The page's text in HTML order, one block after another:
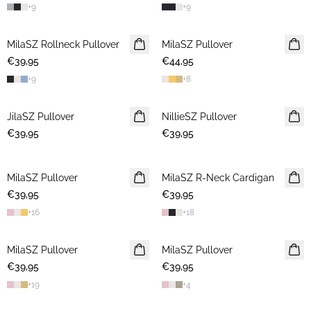
+9 +9
2 FOR €65
MilaSZ Rollneck Pullover
€39,95
+9
2 FOR €65
MilaSZ Pullover
€44,95
+8
NEUHEIT
2 FOR €65
JilaSZ Pullover
€39,95
NEUHEIT
2 FOR €65
NillieSZ Pullover
€39,95
NEUHEIT
2 FOR €65
MilaSZ Pullover
€39,95
+16
NEUHEIT
2 FOR €65
MilaSZ R-Neck Cardigan
€39,95
+18
NEUHEIT
2 FOR €65
MilaSZ Pullover
€39,95
+19
NEUHEIT
2 FOR €65
MilaSZ Pullover
€39,95
+4